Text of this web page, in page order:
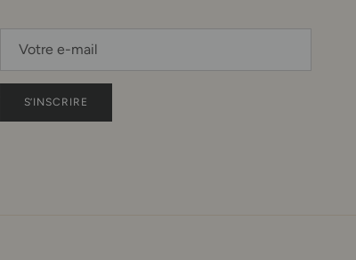
S’INSCRIRE